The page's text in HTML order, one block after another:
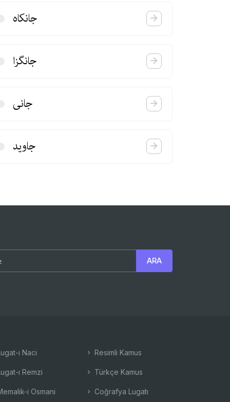
جانكاه
جانگزا
جانی
جاوید
ı Naci
ı Remzi
i Osmani
Resimli Kamus
Türkçe Kamus
Coğrafya Lugatı